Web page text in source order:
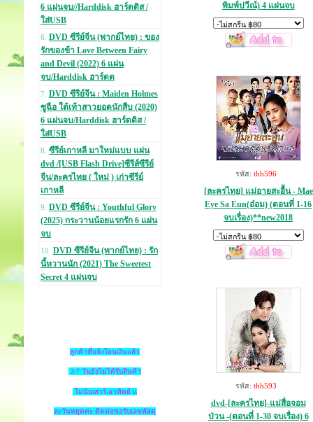
6 แผ่นจบ//Harddisk ฮาร์ดดิส /
ใส่USB
6. DVD ซีรีย์จีน (พากย์ไทย) : ของ
รักของข้า Love Between Fairy
and Devil (2022) 6 แผ่น
จบ/Harddisk ฮาร์ดด
7. DVD ซีรีย์จีน : Maiden Holmes
ซูฉือ ใต้เท้าสาวยอดนักสืบ (2020)
6 แผ่นจบ/Harddisk ฮาร์ดดิส /
ใส่USB
8. ซีรีย์เกาหลี มาใหม่แบบ แผ่น
dvd /[USB Flash Drive]ซีรีส์ซีรีย์
จีน/ละครไทย ( ใหม่ ) เก่าซีรีย์
เกาหลี
9. DVD ซีรีย์จีน : Youthful Glory
(2025) กระวานน้อยแรกรัก 6 แผ่น
จบ
10. DVD ซีรีย์จีน (พากย์ไทย) : รัก
นี้หวานนัก (2021) The Sweetest
Secret 4 แผ่นจบ
ลูกค้าที่แจ้งโอนเงินแล้ว
3-7 วันยังไม่ได้รับสินค้า
ไม่นับเสาร์-อาทิตย์ แ
ละวันหยุดค่ะ ติดต่อขอรับเลขพัสดุ
พิมพ์ปวีณ์) 4 แผ่นจบ
รหัส: thh596
[ละครไทย] แม่อายสะอื้น - Mae
Eye Sa Eun(อ๋อม) (ตอนที่ 1-16
จบเรื่อง)**new2018
รหัส: thh593
dvd-[ละครไทย]-แม่สื่อจอม
ป่วน -(ตอนที่ 1-30 จบเรื่อง) 6